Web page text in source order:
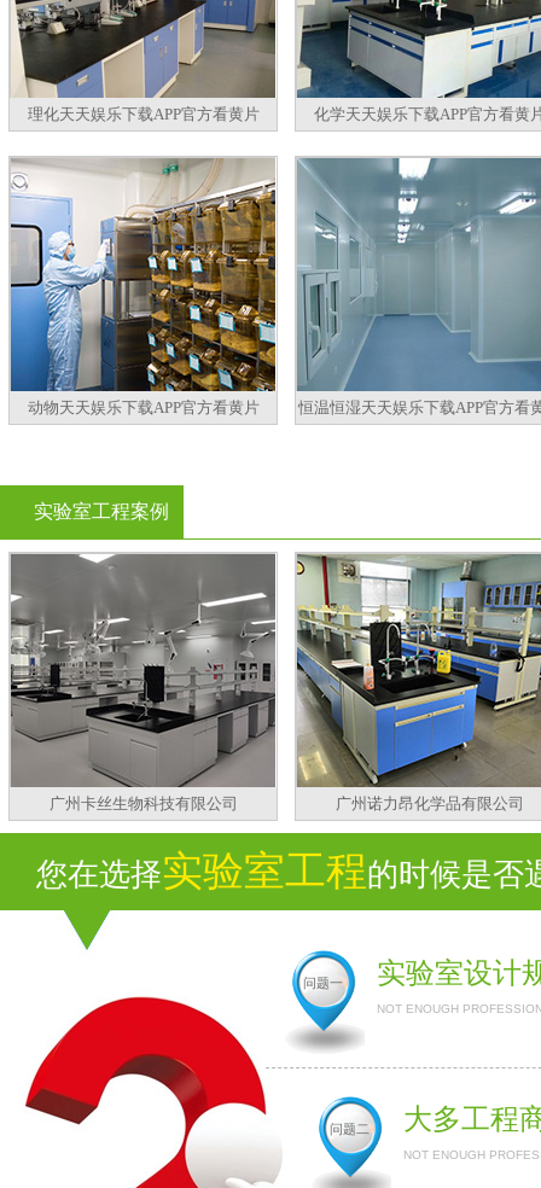
理化天天娱乐下载APP官方看黄片 化学天天娱乐下载APP官方看黄
动物天天娱乐下载APP官方看黄片 恒温恒湿天天娱乐下载APP官方看
实验室工程案例
广州卡丝生物科技有限公司 广州诺力昂化学品有限公司
您在选择实验室工程的时候是否遇
问题一 实验室设计
NOT ENOUGH
问题二 大多工程
NOT ENOUGH